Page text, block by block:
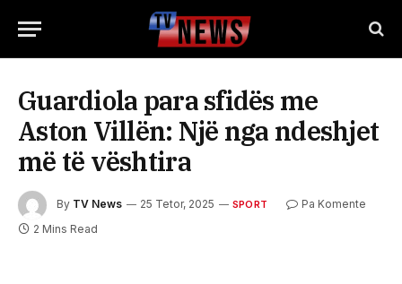
Guardiola para sfidës me
Aston Villën: Një nga ndeshjet
më të vështira
By TV News 25 Tetor, 2025 SPORT
Pa Komente
2 Mins Read